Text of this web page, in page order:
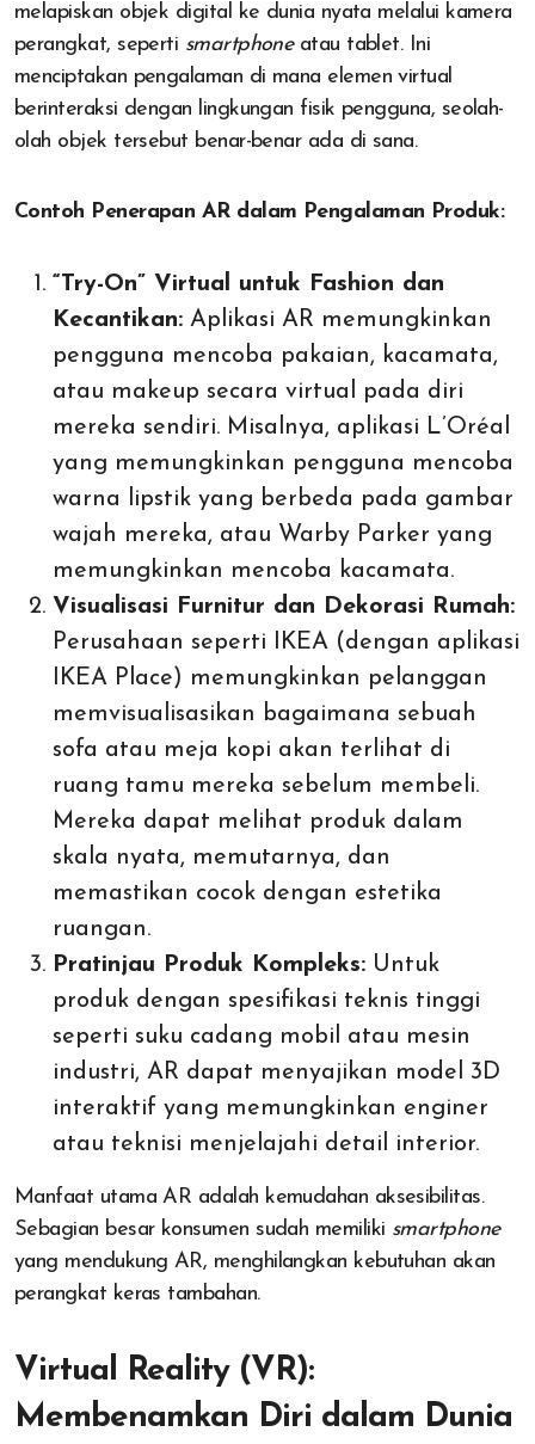
melapiskan objek digital ke dunia nyata melalui kamera
perangkat, seperti smartphoneatau tablet. Ini
menciptakan pengalaman di mana elemen virtual
berinteraksi dengan lingkungan fisik pengguna, seolah-
olah objek tersebut benar-benar ada di sana.
Contoh Penerapan AR dalam Pengalaman Produk:
“Try-On” Virtual untuk Fashion dan
Kecantikan: Aplikasi AR memungkinkan
pengguna mencoba pakaian, kacamata,
atau makeup secara virtual pada diri
mereka sendiri. Misalnya, aplikasi L’Oréal
yang memungkinkan pengguna mencoba
warna lipstik yang berbeda pada gambar
wajah mereka, atau Warby Parker yang
memungkinkan mencoba kacamata.
Visualisasi Furnitur dan Dekorasi Rumah:
Perusahaan seperti IKEA (dengan aplikasi
IKEA Place) memungkinkan pelanggan
memvisualisasikan bagaimana sebuah
sofa atau meja kopi akan terlihat di
ruang tamu mereka sebelum membeli.
Mereka dapat melihat produk dalam
skala nyata, memutarnya, dan
memastikan cocok dengan estetika
ruangan.
Pratinjau Produk Kompleks: Untuk
produk dengan spesifikasi teknis tinggi
seperti suku cadang mobil atau mesin
industri, AR dapat menyajikan model 3D
interaktif yang memungkinkan enginer
atau teknisi menjelajahi detail interior.
Manfaat utama AR adalah kemudahan aksesibilitas.
Sebagian besar konsumen sudah memiliki smartphone
yang mendukung AR, menghilangkan kebutuhan akan
perangkat keras tambahan.
Virtual Reality (VR):
Membenamkan Diri dalam Dunia